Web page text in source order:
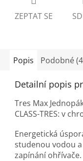
ZEPTAT SE
Popis Podobné
Detailní popis
Tres Max
CLASS-TRES: v
Energetická
studenou vodou
zapínání ohřívače.